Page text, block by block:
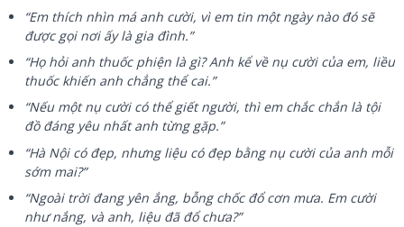
“Em thích nhìn má anh cười, vì em tin một ngày nào đó sẽ
được gọi nơi ấy là gia đình.”
“Họ hỏi anh thuốc phiện là gì? Anh kể về nụ cười của em, liều
thuốc khiến anh chẳng thể cai.”
“Nếu một nụ cười có thể giết người, thì em chắc chắn là tội
đồ đáng yêu nhất anh từng gặp.”
“Hà Nội có đẹp, nhưng liệu có đẹp bằng nụ cười của anh mỗi
sớm mai?”
“Ngoài trời đang yên ắng, bỗng chốc đổ cơn mưa. Em cười
như nắng, và anh, liệu đã đổ chưa?”